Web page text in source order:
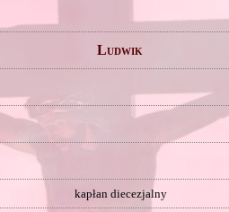
Ludwik
kapłan diecezjalny